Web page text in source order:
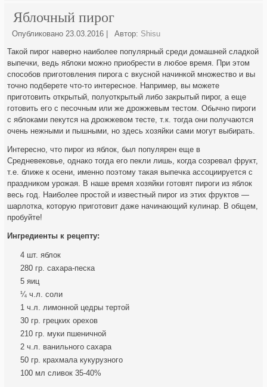
Яблочный пирог
Опубликовано 23.03.2016 Автор: Shisu
Такой пирог наверно наиболее популярный среди домашней сладкой
выпечки, ведь яблоки можно приобрести в любое время. При этом
способов приготовления пирога с вкусной начинкой множество и вы
точно подберете что-то интересное. Например, вы можете
приготовить открытый, полуоткрытый либо закрытый пирог, а еще
готовить его с песочным или же дрожжевым тестом. Обычно пироги
с яблоками пекутся на дрожжевом тесте, т.к. тогда они получаются
очень нежными и пышными, но здесь хозяйки сами могут выбирать.
Интересно, что пирог из яблок, был популярен еще в
Средневековье, однако тогда его пекли лишь, когда созревал фрукт,
т.е. ближе к осени, именно поэтому такая выпечка ассоциируется с
праздником урожая. В наше время хозяйки готовят пироги из яблок
весь год. Наиболее простой и известный пирог из этих фруктов —
шарлотка, которую приготовит даже начинающий кулинар. В общем,
пробуйте!
Ингредиенты к рецепту:
4 шт. яблок
280 гр. сахара-песка
5 яиц
¼ ч.л. соли
1 ч.л. лимонной цедры тертой
30 гр. грецких орехов
210 гр. муки пшеничной
2 ч.л. ванильного сахара
50 гр. крахмала кукурузного
100 мл сливок 35-40%